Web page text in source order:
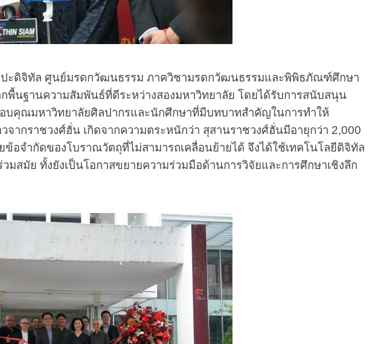
ปะดิจิทัล ศูนย์มรดกวัฒนธรรม ภาควิชามรดกวัฒนธรรมและพิพิธภัณฑ์ศึกษา
พื้นฐานความสัมพันธ์ที่ดีระหว่างสองมหาวิทยาลัย โดยได้รับการสนับสนุน
บคุณมหาวิทยาลัยศิลปากรและนักศึกษาที่มีบทบาทสำคัญในการทำให้
จากราชวงศ์ฮั่น เกิดจากความตระหนักว่า สุสานราชวงศ์ฮั่นมีอายุกว่า 2,000
จำกัดของโบราณวัตถุที่ไม่สามารถเคลื่อนย้ายได้ จึงได้ใช้เทคโนโลยีดิจิทัล
สมัย ทั้งยังเป็นโอกาสขยายความร่วมมือด้านการวิจัยและการศึกษาเชิงลึก